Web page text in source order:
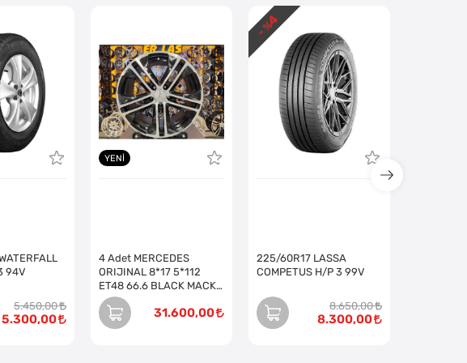
94V
5.450,00
5.300,00
YENI
4 Adet MERCEDES
ORIJINAL 8*17 5*112
ET48 66.6 BLACK MACK
31.600,00
225/60R17 LASSA
COMPETUS H/P 3 99V
8.650,00
8.300,00
- %
4